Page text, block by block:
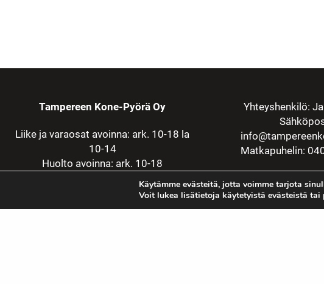
Tampereen Kone-Pyörä Oy
Liike ja varaosat avoinna: ark. 10-18 la
10-14
Huolto avoinna: ark. 10-18
Yhteyshenkilö:
Matkapuhelin:
Käytämme evästeitä, jotta voimme tarjota
Voit lukea lisätietoja käytetyistä evästeistä tai